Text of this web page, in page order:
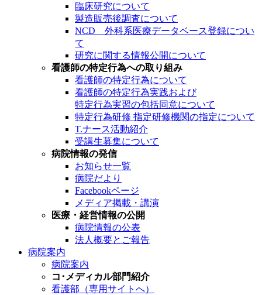
臨床研究について
製造販売後調査について
NCD 外科系医療データベース登録につい
て
研究に関する情報公開について
看護師の特定行為への取り組み
看護師の特定行為について
看護師の特定行為実践および
特定行為実習の包括同意について
特定行為研修 指定研修機関の指定について
T.ナース活動紹介
受講生募集について
病院情報の発信
お知らせ一覧
病院だより
Facebookページ
メディア掲載・講演
医療・経営情報の公開
病院情報の公表
法人概要とご報告
病院案内
病院案内
コ･メディカル部門紹介
看護部（専用サイトへ）